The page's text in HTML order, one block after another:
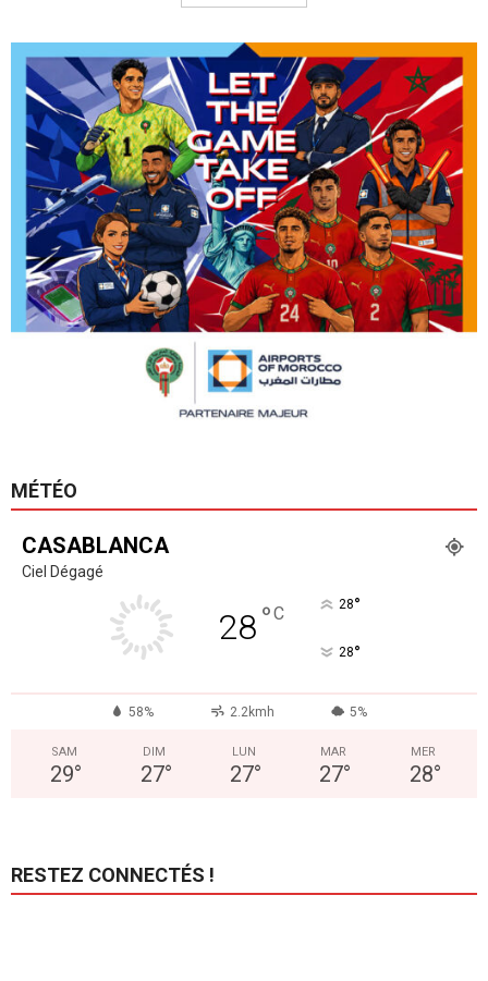
MÉTÉO
CASABLANCA
Ciel Dégagé
28°C 28°
28°
58% 2.2kmh 5%
SAM
29°
DIM
27°
LUN
27°
MAR
27°
MER
28°
RESTEZ CONNECTÉS !